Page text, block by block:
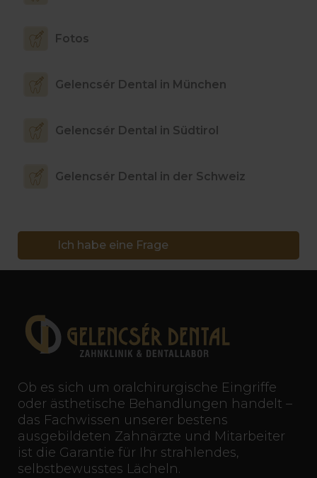
Fotos
Gelencsér Dental in München
Gelencsér Dental in Südtirol
Gelencsér Dental in der Schweiz
Ich habe eine Frage
Ob es sich um oralchirurgische Eingriffe
oder ästhetische Behandlungen handelt –
das Fachwissen unserer bestens
ausgebildeten Zahnärzte und Mitarbeiter
ist die Garantie für Ihr strahlendes,
selbstbewusstes Lächeln.